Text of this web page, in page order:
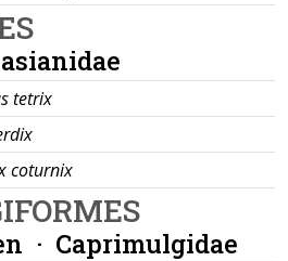
tetrix
coturnix
· Caprimulgidae